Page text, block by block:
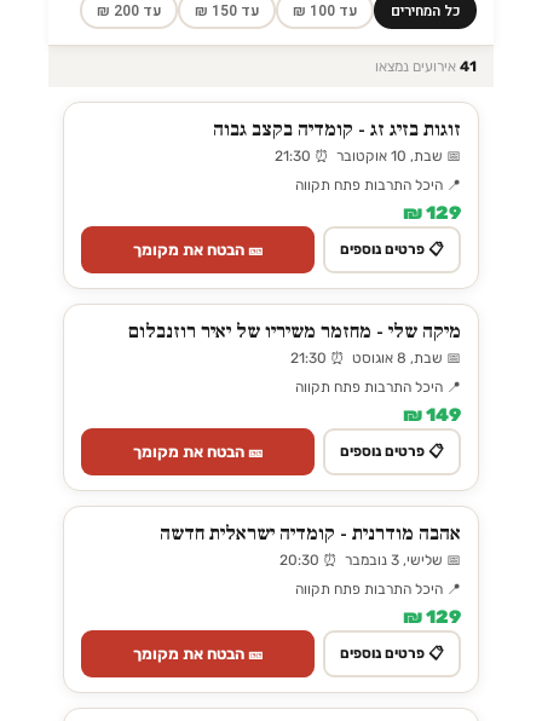
כל המחירים עד 100 ₪ עד 150 ₪ עד 200 ₪
41 אירועים נמצאו
זוגות בזיג זג - קומדיה בקצב גבוה
📅 שבת, 10 אוקטובר ⏰ 21:30
📍 היכל התרבות פתח תקווה
129 ₪
📋 פרטים נוספים 🎫 הבטח את מקומך
מיקה שלי - מחזמר משיריו של יאיר רוזנבלום
📅 שבת, 8 אוגוסט ⏰ 21:30
📍 היכל התרבות פתח תקווה
149 ₪
📋 פרטים נוספים 🎫 הבטח את מקומך
אהבה מודרנית - קומדיה ישראלית חדשה
📅 שלישי, 3 נובמבר ⏰ 20:30
📍 היכל התרבות פתח תקווה
129 ₪
📋 פרטים נוספים 🎫 הבטח את מקומך